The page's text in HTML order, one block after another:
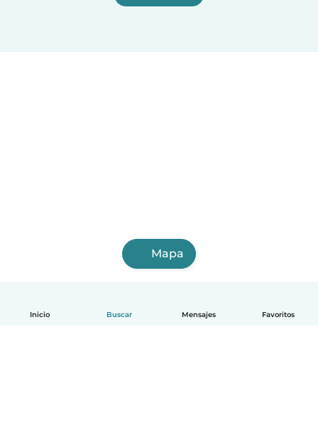
Inicio Buscar Mensajes Favoritos
Mapa